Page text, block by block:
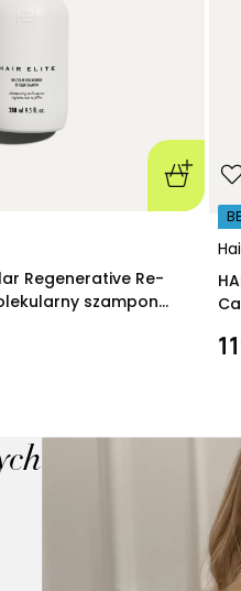
Regenerative Re-
szampon